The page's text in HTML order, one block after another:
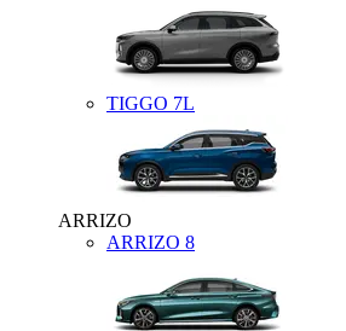
TIGGO 7L
ARRIZO
ARRIZO 8